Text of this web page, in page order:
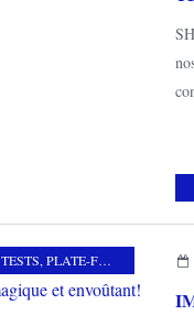
TESTS, PLATE-FORME MES